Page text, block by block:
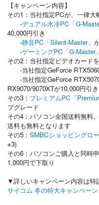
【キャンペーン内容】
その1：当社指定PCが、一律大
-デュアル水冷PC「G-
40,000円引き
-静音PC「Silent-Master」
-ゲーミングPC「G-Master」
その2：当社指定ビデオカード
-当社指定GeForce
-当社指定GeForce
RX9070/9070XTが10,000円引き
その3： プレミアムPC「
プグレード
その4：パソコン全国送料無料
送料も無料となります
その5： SMBCショッピングロ
※3)
その6：パソコンご購入と同時
1,000円で下取り
▼詳しいキャンペーン内容は特
サイコム 冬の特大キャンペー